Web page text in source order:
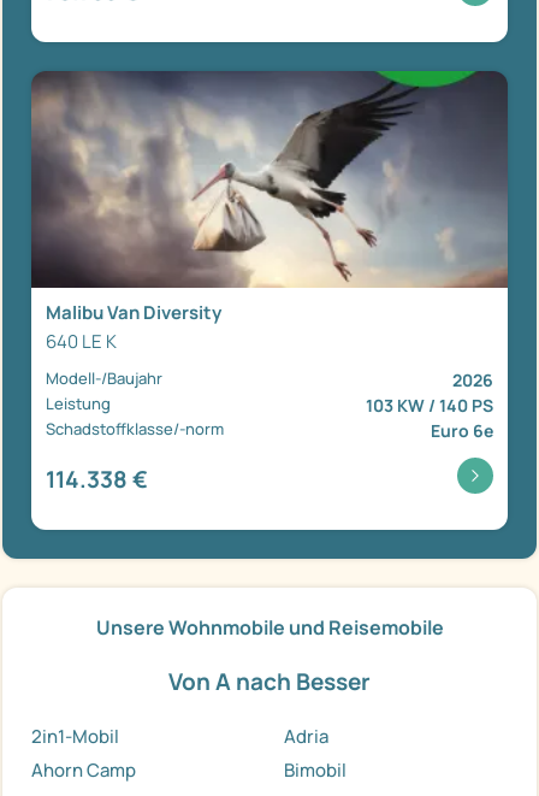
Malibu Van Diversity
640 LE K
Modell-/Baujahr 2026
Leistung 103 KW / 140 PS
Schadstoffklasse/-norm Euro 6e
114.338 €
Unsere Wohnmobile und Reisemobile
Von A nach Besser
2in1-Mobil
Adria
Ahorn Camp
Bimobil